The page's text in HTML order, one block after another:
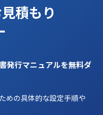
積もり
発行マニュアルを無料ダ
めの具体的な設定手順や